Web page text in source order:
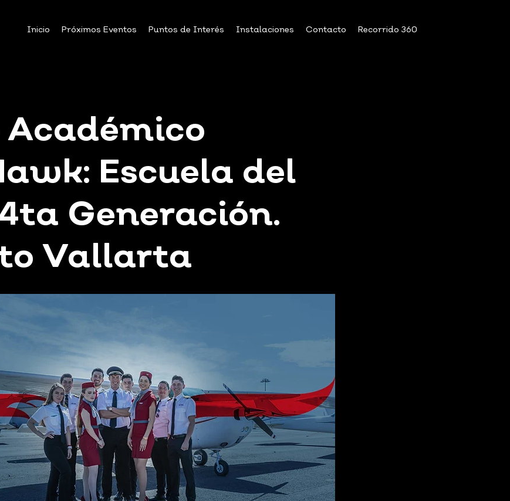
Inicio Próximos Eventos Puntos de Interés Instalaciones Contacto Recorrido 360
Escuela del
Generación.
Vallarta